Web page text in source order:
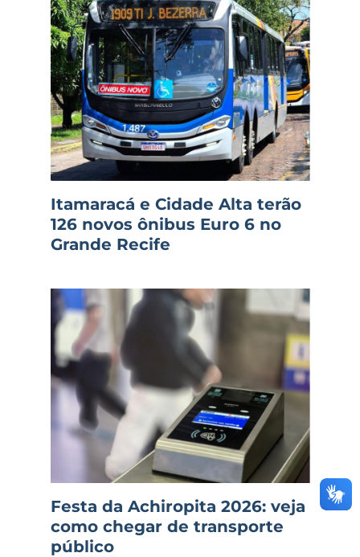
Itamaracá e Cidade Alta terão
126 novos ônibus Euro 6 no
Grande Recife
Festa da Achiropita 2026: veja
como chegar de transporte
público